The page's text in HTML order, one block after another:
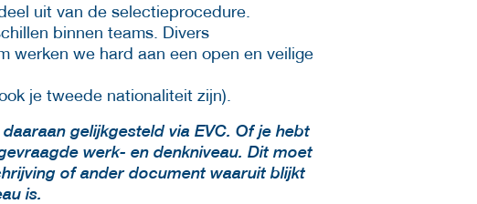
uit van de selectieprocedure.
binnen teams. Divers
werken we hard aan een open en veilige
je tweede nationaliteit zijn).
gelijkgesteld via EVC. Of je hebt
werk- en denkniveau. Dit moet
of ander document waaruit blijkt
is.